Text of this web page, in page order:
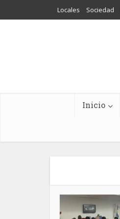
Locales Sociedad
Inicio